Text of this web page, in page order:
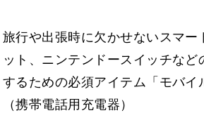
旅行や出張時に欠かせないスマー
ット、ニンテンドースイッチなど
するための必須アイテム「モバイ
（携帯電話用充電器）